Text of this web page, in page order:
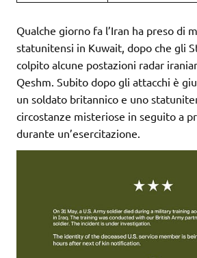
Qualche giorno fa l’Iran ha preso di
statunitensi in Kuwait, dopo che gli
colpito alcune postazioni radar
Qeshm. Subito dopo gli attacchi è
un soldato britannico e uno
circostanze misteriose in seguito a
durante un’esercitazione.